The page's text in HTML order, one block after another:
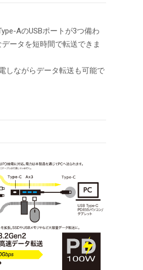
AのUSBポートが3つ備わ
ータを短時間で転送できま
しながらデータ転送も可能で